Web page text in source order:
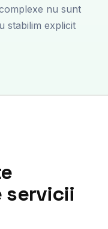
nu sunt
stabilim explicit
servicii